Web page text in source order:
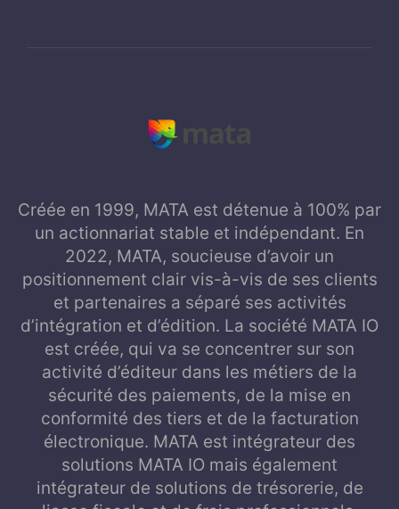
Créée en 1999, MATA est détenue à 100% par
un actionnariat stable et indépendant. En
2022, MATA, soucieuse d’avoir un
positionnement clair vis-à-vis de ses clients
et partenaires a séparé ses activités
d’intégration et d’édition. La société MATA IO
est créée, qui va se concentrer sur son
activité d’éditeur dans les métiers de la
sécurité des paiements, de la mise en
conformité des tiers et de la facturation
électronique. MATA est intégrateur des
solutions MATA IO mais également
intégrateur de solutions de trésorerie, de